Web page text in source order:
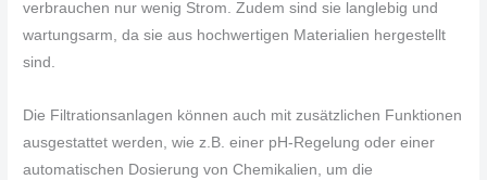
verbrauchen nur wenig Strom. Zudem sind sie langlebig und
wartungsarm, da sie aus hochwertigen Materialien hergestellt
sind.
Die Filtrationsanlagen können auch mit zusätzlichen Funktionen
ausgestattet werden, wie z.B. einer pH-Regelung oder einer
automatischen Dosierung von Chemikalien, um die